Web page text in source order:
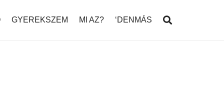
GYEREKSZEM MI AZ? ‘DENMÁS